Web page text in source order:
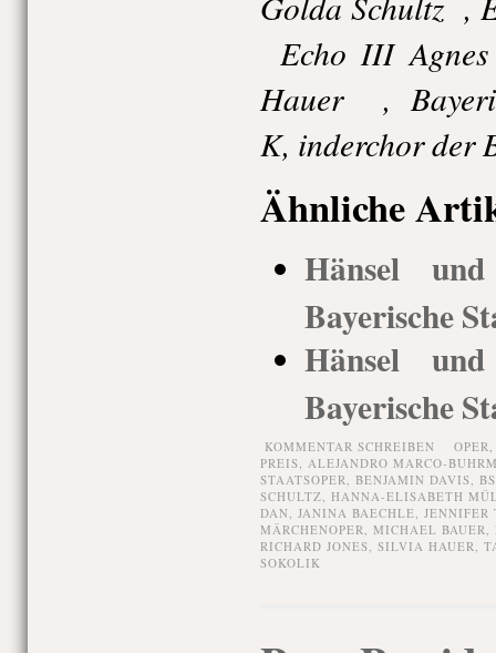
Echo III
Hauer ,
K, inderchor der
Ähnliche
Hänsel
Bayerische
Hänsel
Bayerische
KOMMENTAR SCHREIBEN
PREIS, ALEJANDRO MARCO-
STAATSOPER, BENJAMIN DAVIS,
SCHULTZ, HANNA-ELISABETH
DAN, JANINA BAECHLE, JENNIFER
MÄRCHENOPER, MICHAEL BAUER,
RICHARD JONES, SILVIA HAUER,
SOKOLIK